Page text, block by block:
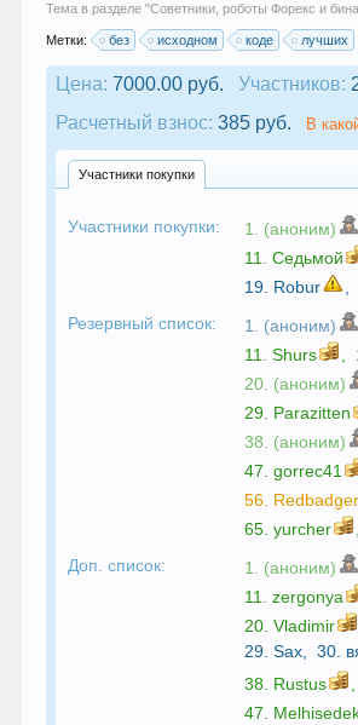
Тема в разделе "Советники, роботы Форекс и
Метки: без исходном коде лучших
Цена: 7000.00 руб. Участников:
Расчетный взнос: 385 руб. В
Участники покупки
Участники покупки: 1. (аноним)
11.Седьмой
19. Robur
Резервный список:
1. (аноним)
11.Shurs
20. (аноним)
29. Parazitten
38. (аноним)
47.gorrec41
56. Redbadger
65.yurcher
Доп. список:
1. (аноним)
11.zergonya
20.Vladimir
29.Sax 30.
38. Rustus
47.